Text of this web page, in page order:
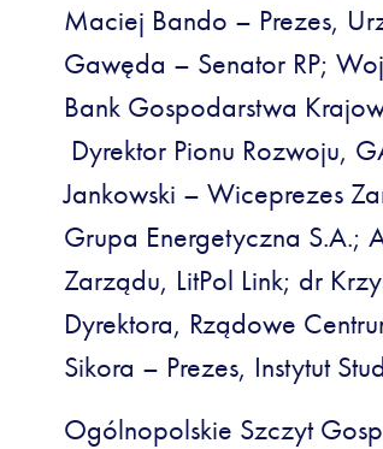
Maciej Bando – Prezes,
Gawęda – Senator RP;
Bank Gospodarstwa
Dyrektor Pionu Rozwoju,
Jankowski – Wiceprezes
Grupa Energetyczna S.A.;
Zarządu, LitPol Link; dr
Dyrektora, Rządowe
Sikora – Prezes, Instytut
Ogólnopolskie Szczyt